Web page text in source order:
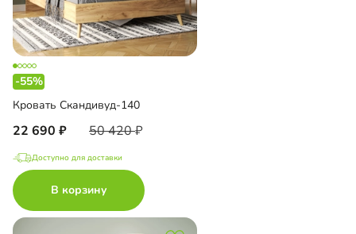
-55%
Кровать Скандивуд-140
22 690 50 420
Доступно для доставки
В корзину